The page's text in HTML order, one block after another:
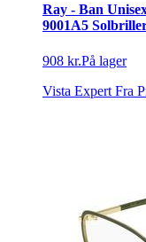
Ray - Ban
9001A5
908 kr.På lager
Vista Expert Fra